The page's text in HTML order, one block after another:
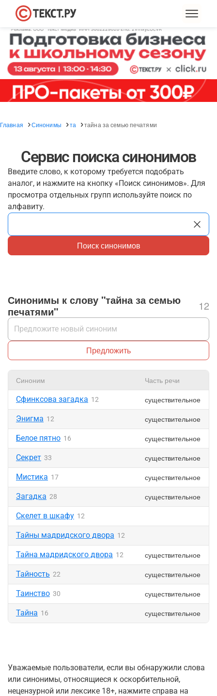
Главная Синонимы та тайна за семью печатями
Сервис поиска синонимов
Введите слово, к которому требуется подобрать
аналог, и нажмите на кнопку «Поиск синонимов». Для
просмотра отдельных групп используйте поиск по
алфавиту.
Поиск синонимов
Синонимы к слову "тайна за семью
печатями"
12
Предложить
Синоним Часть речи
Сфинксова загадка 12 существительное
Энигма 12 существительное
Белое пятно 16 существительное
Секрет 33 существительное
Мистика 17 существительное
Загадка 28 существительное
Скелет в шкафу 12
Тайны мадридского двора 12
Тайна мадридского двора 12 существительное
Тайность 22 существительное
Таинство 30 существительное
Тайна 16 существительное
Уважаемые пользователи, если вы обнаружили слова
или синонимы, относящиеся к оскорбительной,
нецензурной или лексике 18+, нажмите справа на